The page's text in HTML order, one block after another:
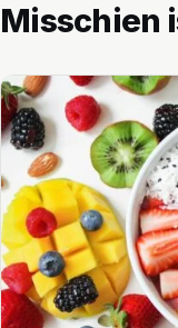
Misschien